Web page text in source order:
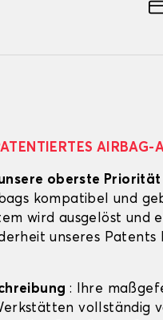
AIRBAG-
oberste Priorität
kompatibel und
wird ausgelöst und
unseres
: Ihre
vollständig